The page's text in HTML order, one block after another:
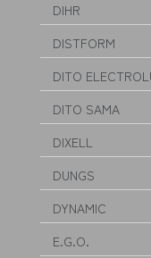
DIHR
DISTFORM
DITO
DITO SAMA
DIXELL
DUNGS
DYNAMIC
E.G.O.